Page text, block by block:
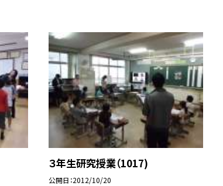
３年生研究授業（1017)
公開日 2012/10/20